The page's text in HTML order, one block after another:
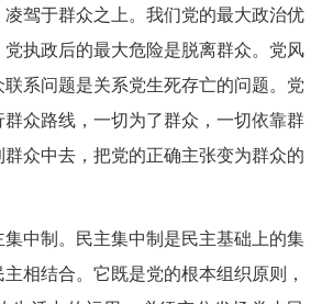
驾于群众之上。我们党的最大政治优
执政后的最大危险是脱离群众。党风
系问题是关系党生死存亡的问题。党
众路线，一切为了群众，一切依靠群
众中去，把党的正确主张变为群众的
中制。民主集中制是民主基础上的集
相结合。它既是党的根本组织原则，